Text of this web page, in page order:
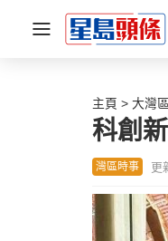
主頁 大灣區
科創
灣區時事 更